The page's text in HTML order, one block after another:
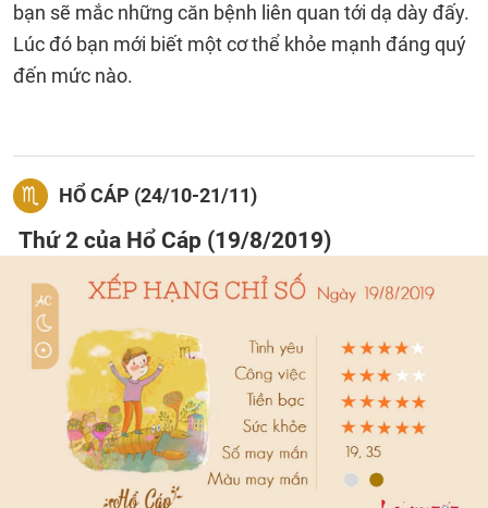
bạn sẽ mắc những căn bệnh liên quan tới dạ dày đấy.
Lúc đó bạn mới biết một cơ thể khỏe mạnh đáng quý
đến mức nào.
HỔ CÁP (24/10-21/11)
Thứ 2 của Hổ Cáp (19/8/2019)